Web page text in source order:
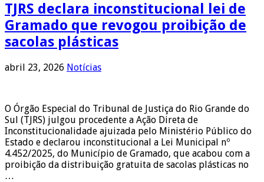
TJRS declara inconstitucional lei de
Gramado que revogou proibição de
sacolas plásticas
abril 23, 2026 Notícias
O Órgão Especial do Tribunal de Justiça do Rio Grande do
Sul (TJRS) julgou procedente a Ação Direta de
Inconstitucionalidade ajuizada pelo Ministério Público do
Estado e declarou inconstitucional a Lei Municipal nº
4.452/2025, do Município de Gramado, que acabou com a
proibição da distribuição gratuita de sacolas plásticas no
…